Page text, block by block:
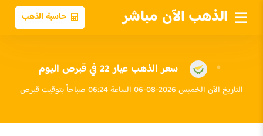
الذهب الآن مباشر حاسبة الذهب
سعر الذهب عيار 22 في قبرص اليوم
التاريخ الآن الخميس 2026-08-06 الساعة 06:24 صباحاً بتوقيت قبرص